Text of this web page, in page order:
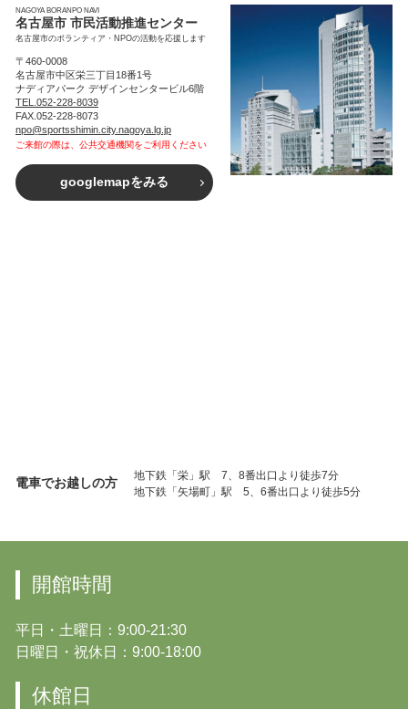
NAGOYA BORANPO NAVI
名古屋市 市民活動推進センター
名古屋市のボランティア・NPOの活動を応援します
〒460-0008
名古屋市中区栄三丁目18番1号
ナディアパーク デザインセンタービル6階
TEL.052-228-8039
FAX.052-228-8073
npo@sportsshimin.city.nagoya.lg.jp
ご来館の際は、公共交通機関をご利用ください
googlemapをみる
電車でお越しの方
地下鉄「栄」駅 7、8番出口より徒歩7分
地下鉄「矢場町」駅 5、6番出口より徒歩5分
開館時間
平日・土曜日：9:00-21:30
日曜日・祝休日：9:00-18:00
休館日